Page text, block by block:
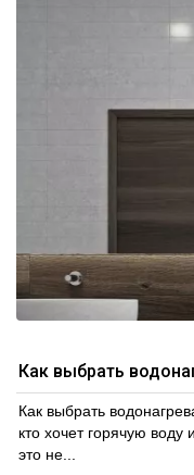
Как выбрать
Как выбрать
кто хочет горячую
это не...